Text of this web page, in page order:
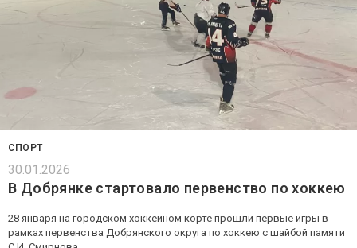
СПОРТ
30.01.2026
В Добрянке стартовало первенство по хоккею
28 января на городском хоккейном корте прошли первые игры в
рамках первенства Добрянского округа по хоккею с шайбой памяти